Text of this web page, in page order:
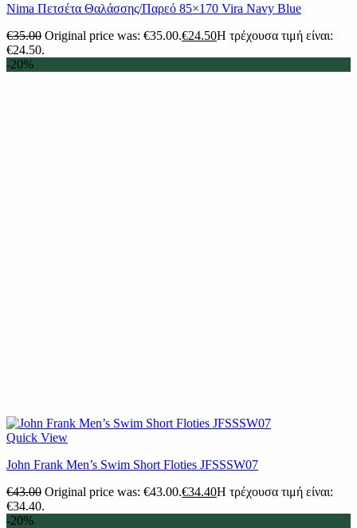
Nima Πετσέτα Θαλάσσης/Παρεό 85×170 Vira Navy Blue
€35.00 Original price was: €35.00.€24.50Η τρέχουσα τιμή είναι:
€24.50.
-20%
Quick View
John Frank Men’s Swim Short Floties JFSSSW07
€43.00 Original price was: €43.00.€34.40Η τρέχουσα τιμή είναι:
€34.40.
-20%